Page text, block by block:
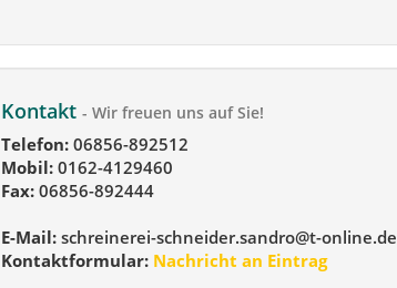
Kontakt - Wir freuen uns auf Sie!
Telefon:06856-892512
Mobil:0162-4129460
Fax:06856-892444
E-Mail:schreinerei-schneider.sandro@t-online.de
Kontaktformular:Nachricht an Eintrag